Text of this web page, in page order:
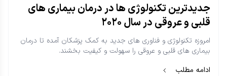
جدیدترین تکنولوژی ها در درمان بیماری های
قلبی و عروقی در سال ۲۰۲۰
امروزه تکنولوژی و فناوری های جدید به کمک پزشکان آمده تا درمان
بیماری های قلبی و عروقی را سهولت و کیفیت بخشند.
ادامه مطلب